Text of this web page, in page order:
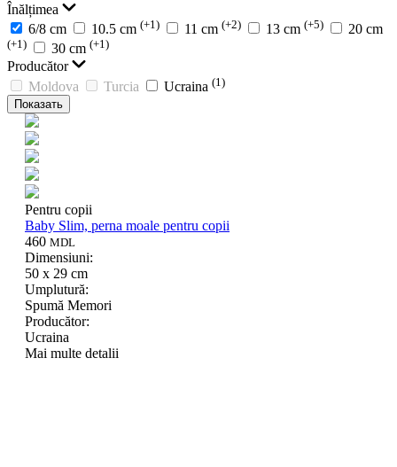
Înălțimea
6/8 cm
10.5 cm (+1) 11 cm (+2) 13 cm (+5) 20 cm
(+1) 30 cm (+1)
Producător
Moldova
Turcia Ucraina (1)
Показать
Pentru copii
Baby Slim, perna moale pentru copii
460 MDL
Dimensiuni:
50 x 29 cm
Umplutură:
Spumă Memori
Producător:
Ucraina
Mai multe detalii